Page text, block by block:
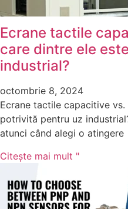
Ecrane tactile
care dintre ele
industrial?
octombrie 8, 2024
Ecrane tactile capacitive
potrivită pentru uz
atunci când alegi o atingere
Citeşte mai mult "